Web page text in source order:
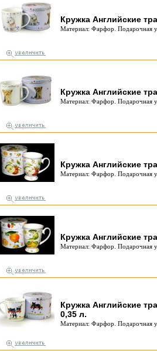
Кружка Английские
Материал: Фарфор. Подарочная
Кружка Английские
Материал: Фарфор. Подарочная
Кружка Английские
Материал: Фарфор. Подарочная
Кружка Английские
Материал: Фарфор. Подарочная
Кружка Английские
0,35 л.
Материал: Фарфор. Подарочная